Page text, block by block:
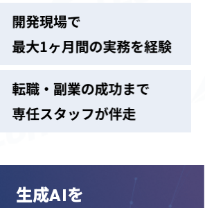
生成AIを